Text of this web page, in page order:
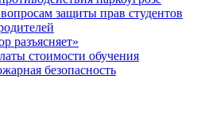
защиты прав студентов
разъясняет»
стоимости обучения
безопасность